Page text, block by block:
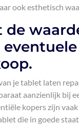
ook esthetisch
de
je tablet laten
aanzienlijk bij
kopers zijn
die in goede